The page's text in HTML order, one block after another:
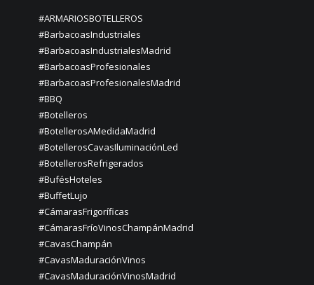
#ARMARIOSBOTELLEROS
#BarbacoasIndustriales
#BarbacoasIndustrialesMadrid
#BarbacoasProfesionales
#BarbacoasProfesionalesMadrid
#BBQ
#Botelleros
#BotellerosAMedidaMadrid
#BotellerosCavasIluminaciónLed
#BotellerosRefrigerados
#BufésHoteles
#BuffetLujo
#CámarasFrigoríficas
#CámarasFríoVinosChampánMadrid
#CavasChampán
#CavasMaduraciónVinos
#CavasMaduraciónVinosMadrid